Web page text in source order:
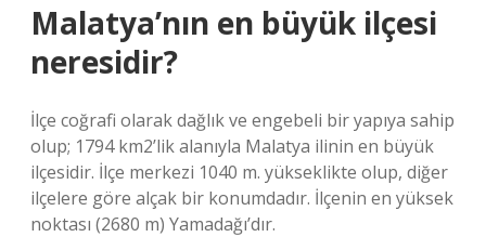
Malatya’nın en büyük ilçesi
neresidir?
İlçe coğrafi olarak dağlık ve engebeli bir yapıya sahip
olup; 1794 km2’lik alanıyla Malatya ilinin en büyük
ilçesidir. İlçe merkezi 1040 m. yükseklikte olup, diğer
ilçelere göre alçak bir konumdadır. İlçenin en yüksek
noktası (2680 m) Yamadağı’dır.